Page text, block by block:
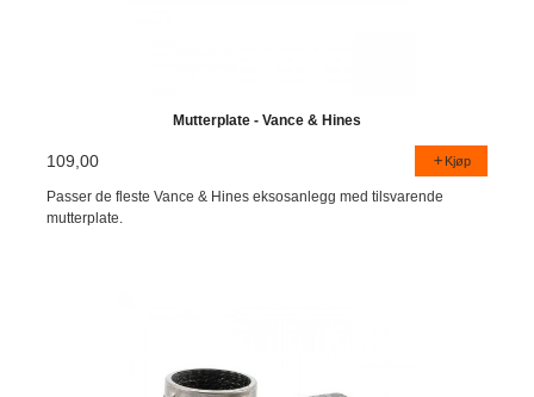
Mutterplate - Vance & Hines
109,00 Kjøp
Passer de fleste Vance & Hines eksosanlegg med tilsvarende
mutterplate.